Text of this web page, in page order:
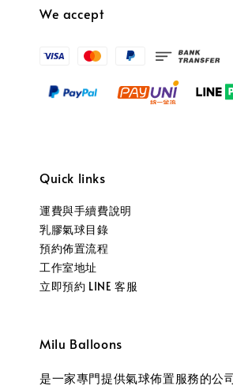
We accept
Quick links
運費與手續費說明
乳膠氣球目錄
預約佈置流程
工作室地址
立即預約 LINE 客服
Milu Balloons
是一家專門提供氣球佈置服務的公